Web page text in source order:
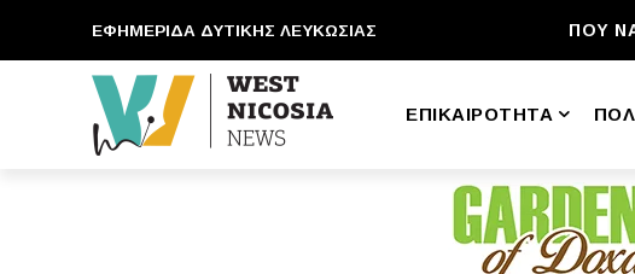
ΕΦΗΜΕΡΙΔΑ ΔΥΤΙΚΗΣ ΛΕΥΚΩΣΙΑΣ ΠΟΥ
ΕΠΙΚΑΙΡΟΤΗΤΑ